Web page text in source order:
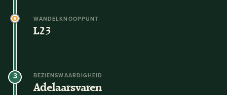
WANDELKNOOPPUNT
L23
3 BEZIENSWAARDIGHEID
Adelaarsvaren